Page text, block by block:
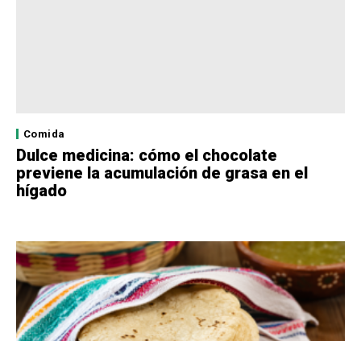
Comida
Dulce medicina: cómo el chocolate
previene la acumulación de grasa en el
hígado